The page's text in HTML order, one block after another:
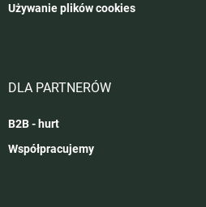
Używanie plików cookies
DLA PARTNERÓW
B2B - hurt
Współpracujemy